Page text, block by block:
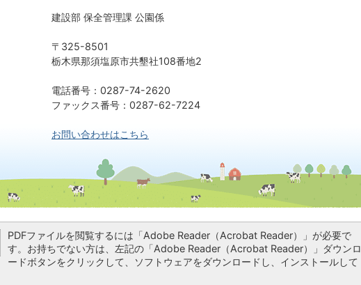
建設部 保全管理課 公園係
〒325-8501
栃木県那須塩原市共墾社108番地2
電話番号：0287-74-2620
ファックス番号：0287-62-7224
お問い合わせはこちら
PDFファイルを閲覧するには「Adobe Reader（Acrobat Reader）」が必要で
す。お持ちでない方は、左記の「Adobe Reader（Acrobat Reader）」ダウンロ
ードボタンをクリックして、ソフトウェアをダウンロードし、インストールして